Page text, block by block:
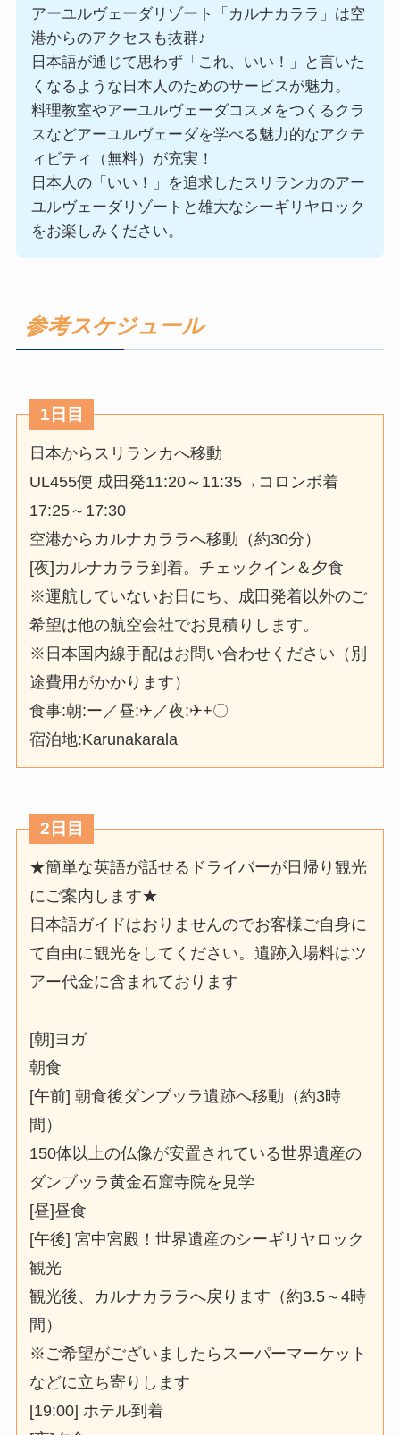
アーユルヴェーダリゾート「カルナカララ」は空
港からのアクセスも抜群♪
日本語が通じて思わず「これ、いい！」と言いた
くなるような日本人のためのサービスが魅力。
料理教室やアーユルヴェーダコスメをつくるクラ
スなどアーユルヴェーダを学べる魅力的なアクテ
ィビティ（無料）が充実！
日本人の「いい！」を追求したスリランカのアー
ユルヴェーダリゾートと雄大なシーギリヤロック
をお楽しみください。
参考スケジュール
1日目
日本からスリランカへ移動
UL455便 成田発11:20～11:35→コロンボ着
17:25～17:30
空港からカルナカララへ移動（約30分）
[夜]カルナカララ到着。チェックイン＆夕食
※運航していないお日にち、成田発着以外のご
希望は他の航空会社でお見積りします。
※日本国内線手配はお問い合わせください（別
途費用がかかります）
食事:朝:ー／昼:✈／夜:✈+〇
宿泊地:Karunakarala
2日目
★簡単な英語が話せるドライバーが日帰り観光
にご案内します★
日本語ガイドはおりませんのでお客様ご自身に
て自由に観光をしてください。遺跡入場料はツ
アー代金に含まれております
[朝]ヨガ
朝食
[午前] 朝食後ダンブッラ遺跡へ移動（約3時
間）
150体以上の仏像が安置されている世界遺産の
ダンブッラ黄金石窟寺院を見学
[昼]昼食
[午後] 宮中宮殿！世界遺産のシーギリヤロック
観光
観光後、カルナカララへ戻ります（約3.5～4時
間）
※ご希望がございましたらスーパーマーケット
などに立ち寄りします
[19:00] ホテル到着